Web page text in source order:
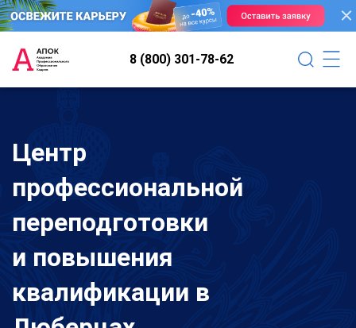
8 (800) 301-78-62
Центр
профессиональной
переподготовки
и повышения
квалификации в